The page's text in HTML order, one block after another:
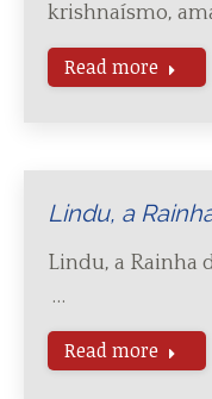
krishnaísmo,
Read more
Lindu, a
Lindu, a
…
Read more